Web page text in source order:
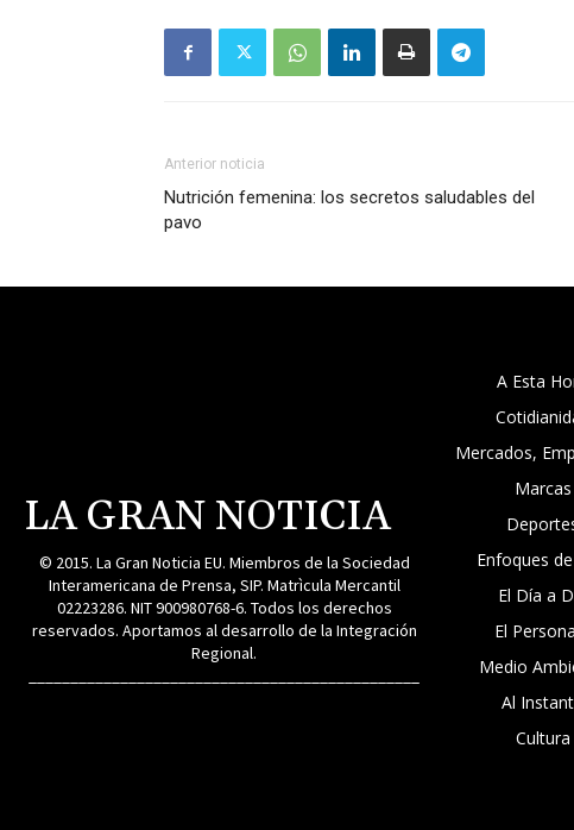
Anterior noticia
Nutrición femenina: los secretos saludables del
pavo
LA GRAN NOTICIA
© 2015. La Gran Noticia EU. Miembros de la Sociedad
Interamericana de Prensa, SIP. Matrìcula Mercantil
02223286. NIT 900980768-6. Todos los derechos
reservados. Aportamos al desarrollo de la Integración
Regional.
A Esta
Mercados,
Marcas
Enfoques
El Día a
El
Medio
Al
Cultura